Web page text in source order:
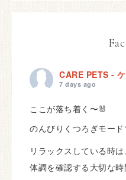
CARE PETS -
7 days ago
ここが落ち着く〜🐰
のんびりくつろぎモー
リラックスしている時
体調を確認する大切な時